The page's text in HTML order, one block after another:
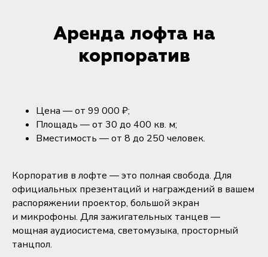
Аренда лофта на
корпоратив
Цена — от 99 000 ₽;
Площадь — от 30 до 400 кв. м;
Вместимость — от 8 до 250 человек.
Корпоратив в лофте — это полная свобода. Для
официальных презентаций и награждений в вашем
распоряжении проектор, большой экран
и микрофоны. Для зажигательных танцев —
мощная аудиосистема, светомузыка, просторный
танцпол.